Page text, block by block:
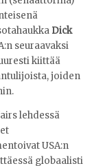
Dick
seuraavaksi
kiittää
joiden
lehdessä
USA:n
globaalisti